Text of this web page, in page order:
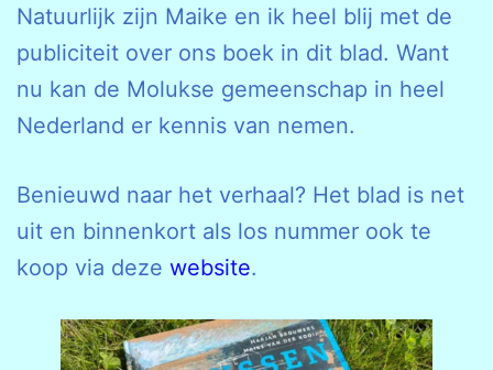
Natuurlijk zijn Maike en ik heel blij met de
publiciteit over ons boek in dit blad. Want
nu kan de Molukse gemeenschap in heel
Nederland er kennis van nemen.
Benieuwd naar het verhaal? Het blad is net
uit en binnenkort als los nummer ook te
koop via deze website.